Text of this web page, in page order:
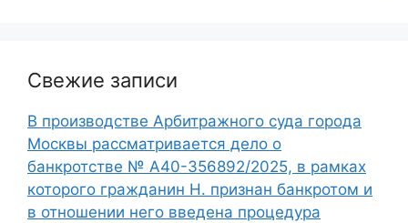
Свежие записи
В производстве Арбитражного суда города
Москвы рассматривается дело о
банкротстве № А40-356892/2025, в рамках
которого гражданин Н. признан банкротом и
в отношении него введена процедура